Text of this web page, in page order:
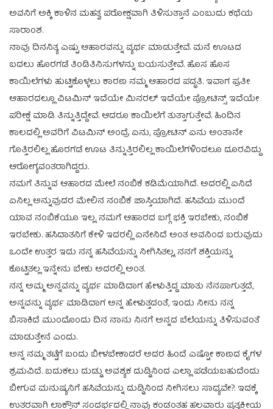
ಅವನಿಗೆ ಅಕ್ಕಿ ಕಾಳಿನ ಮಹತ್ವ ಪರೋಕ್ಷವಾಗಿ ತಿಳಿಸುತ್ತಾನೆ ಎಂಬುದು ಕಥೆಯ
ಸಾರಾಂಶ.
ನಾವು ದಿನನಿತ್ಯ ಎಷ್ಟು ಆಹಾರವನ್ನು ವ್ಯರ್ಥ ಮಾಡುತ್ತೇವೆ. ಮನೆ ಊಟದ
ಬದಲು ಹೊರಗಡೆ ತಿಂಡಿತಿನಿಸುಗಳನ್ನು ಬಯಸುತ್ತೇವೆ. ಹೊಸ ಹೊಸ
ಕಾಯಿಲೆಗಳು ಹುಟ್ಟಿಕೊಳ್ಳಲು ಕಾರಣ ನಮ್ಮ ಆಹಾರದ ಪದ್ಧತಿ. ಇವಾಗ ಪ್ರತೀ
ಆಹಾರದಲ್ಲೂ ವಿಟಮಿನ್ ಇದೆಯೇ ಮಿನರಲ್ ಇದೆಯೇ ಪ್ರೋಟಿನ್ಸ್ ಇದೆಯೇ
ಪರೀಕ್ಷೆ ಮಾಡಿ ತಿನ್ನುತ್ತಿದ್ದೇವೆ. ಆದರೂ ಕಾಯಿಲೆಗೆ ತುತ್ತಾಗುತ್ತೇವೆ. ಹಿಂದಿನ
ಕಾಲದಲ್ಲಿ ಅವರಿಗೆ ವಿಟಮಿನ್ ಅಂದ್ರೆ ಏನು, ಪ್ರೋಟಿನ್ ಏನು ಅಂತಾನೇ
ಗೊತ್ತಿರಲಿಲ್ಲ ಹೊರಗಡೆ ಊಟ ತಿನ್ನುತ್ತಿರಲಿಲ್ಲ ಕಾಯಿಲೆಗಳಿಂದಲೂ ದೂರವಿದ್ದು
ಆರೋಗ್ಯವಂತರಾಗಿದ್ದರು.
ನಮಗೆ ತಿನ್ನುವ ಆಹಾರದ ಮೇಲೆ ನಂಬಿಕೆ ಕಡಿಮೆಯಾಗಿದೆ. ಅದರಲ್ಲಿ ಏನಿದೆ
ಏನಿಲ್ಲ ಅನ್ನುವುದರ ಮೇಲಿ‌ನ ನಂಬಿಕೆ ಜಾಸ್ತಿಯಾಗಿದೆ. ಹಸಿವೆಯ ಮುಂದೆ
ಯಾವ ನಂಬಿಕೆಯೂ ಇಲ್ಲ. ನಮಗೆ ಆಹಾರದ ಬಗ್ಗೆ ಭಕ್ತಿ ಇರಬೇಕು, ನಂಬಿಕೆ
ಇರಬೇಕು. ಹಸಿದಾತನಿಗೆ ಕೇಳಿ ಇದರಲ್ಲಿ ಏನೇನಿದೆ ಅಂತ ಅವನಿಂದ ಬರುವುದು
ಒಂದೇ ಉತ್ತರ ಇದು‌ ನನ್ನ ಹಸಿವೆಯನ್ನು ನೀಗಿಸಿತಲ್ಲ, ನನಗೆ ಶಕ್ತಿಯನ್ನು
ಕೊಟ್ಟಿತಲ್ಲ ಇನ್ನೇನು ಬೇಕು ಅದರಲ್ಲಿ ಅಂತ.
ನನ್ನ ಅಮ್ಮ ಅನ್ನವನ್ನು ವ್ಯರ್ಥ ಮಾಡಿದಾಗ ಹೇಳುತ್ತಿದ್ದ ಮಾತು ನೆನಪಾಗುತ್ತದೆ,
ಅನ್ನವನ್ನು ವ್ಯರ್ಥ ಮಾಡಿದಾಗ ಅನ್ನ ಹೇಳುತ್ತದಂತೆ, ಇಂದು ನೀನು ನನ್ನ
ಬಿಸಾಕಿದೆ ಮುಂದೊಂದು ದಿನ ನಾನು ನಿನಗೆ ಅನ್ನದ ಬೆಲೆಯನ್ನು ತಿಳಿಸುವಂತೆ
ಮಾಡುತ್ತೇನೆ ಎಂದು.
ಅನ್ನ ನಮ್ಮ ತಟ್ಟೆಗೆ ಬಂದು ಬೀಳಬೇಕಾದರೆ ಅದರ ಹಿಂದೆ ಎಷ್ಟೋ ಕಾಣದ ಕೈಗಳ
ಶ್ರಮವಿದೆ. ಬದುಕಲು ದುಡ್ಡು ಅವಶ್ಯಕ ದುಡ್ಡಿನಿಂದ ಎಲ್ಲಾ ಪಡೆಯಬಹುದೆಂದು
ಬೀಗುವ ಮನುಷ್ಯನಿಗೆ ಹಸಿವೆಯನ್ನು ದುಡ್ಡಿನಿಂದ ನೀಗಿಸಲು ಸಾಧ್ಯವೇ?. ಇದಕ್ಕೆ
ಉತ್ತರವಾಗಿ ಲಾಕ್ಡೌನ್ ಸಂದರ್ಭದಲ್ಲಿ ನಾವು ಕಂಡಂತಹ ಹಲವಾರು ಪ್ರತ್ಯಕ್ಷೀಯ